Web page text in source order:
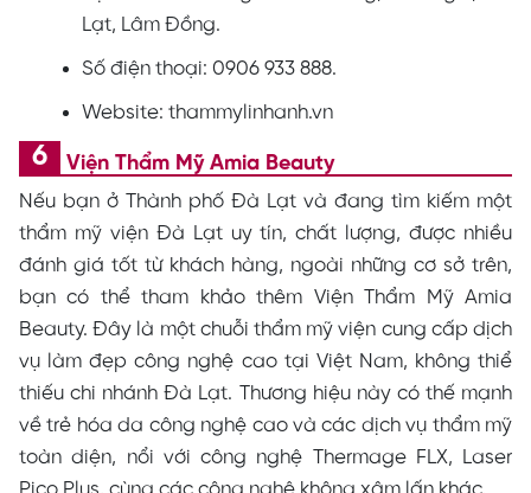
Lạt, Lâm Đồng.
Số điện thoại: 0906 933 888.
Website: thammylinhanh.vn
Viện Thẩm Mỹ Amia Beauty
Nếu bạn ở Thành phố Đà Lạt và đang tìm kiếm một
thẩm mỹ viện Đà Lạt uy tín, chất lượng, được nhiều
đánh giá tốt từ khách hàng, ngoài những cơ sở trên,
bạn có thể tham khảo thêm Viện Thẩm Mỹ Amia
Beauty. Đây là một chuỗi thẩm mỹ viện cung cấp dịch
vụ làm đẹp công nghệ cao tại Việt Nam, không thiể
thiếu chi nhánh Đà Lạt. Thương hiệu này có thế mạnh
về trẻ hóa da công nghệ cao và các dịch vụ thẩm mỹ
toàn diện, nổi với công nghệ Thermage FLX, Laser